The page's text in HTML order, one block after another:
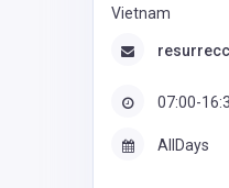
Vietnam
07:00-
AllDays